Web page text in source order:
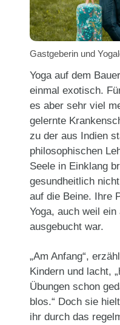
Gastgeberin und
Yoga auf dem
einmal exotisch.
es aber sehr viel
gelernte
zu der aus Indien
philosophischen
Seele in Einklang
gesundheitlich
auf die Beine. Ihre
Yoga, auch weil
ausgebucht war.
„Am Anfang“,
Kindern und lacht,
Übungen schon
blos.“ Doch sie
ihr durch das